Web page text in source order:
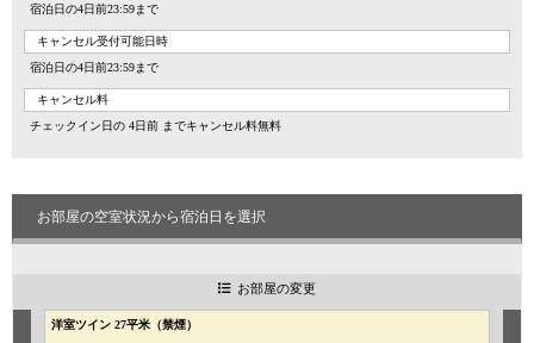
宿泊日の4日前23:59まで
キャンセル受付可能日時
宿泊日の4日前23:59まで
キャンセル料
チェックイン日の 4日前 までキャンセル料無料
お部屋の空室状況から宿泊日を選択
お部屋の変更
洋室ツイン 27平米（禁煙）